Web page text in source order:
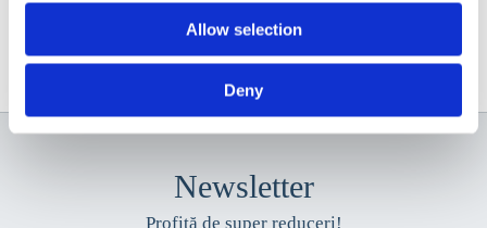
Allow selection
Deny
Newsletter
Profită de super reduceri!